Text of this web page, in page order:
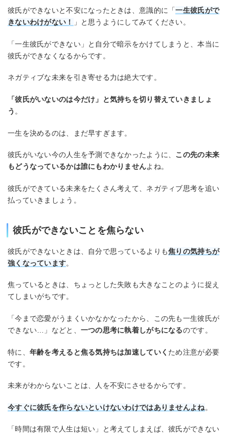
彼氏ができないと不安になったときは、意識的に「一生彼氏がで
きないわけがない！
」と思うようにしてみてください。
「一生彼氏ができない」と自分で暗示をかけてしまうと、本当に
彼氏ができなくなるからです。
ネガティブな未来を引き寄せる力は絶大です。
「彼氏がいないのは今だけ」と気持ちを切り替えていきましょ
う 。
一生を決めるのは、まだ早すぎます。
彼氏がいない今の人生を予測できなかったように、 この先の未来
もどうなっているかは誰にもわかりませんよね。
彼氏ができている未来をたくさん考えて、ネガティブ思考を追い
払っていきましょう。
彼氏ができないことを焦らない
彼氏ができないときは、自分で思っているよりも焦りの気持ちが
強くなっています。
焦っているときは、ちょっとした失敗も大きなことのように捉え
てしまいがちです。
「今まで恋愛がうまくいかなかなったから、この先も一生彼氏が
できない…」などと、 一つの思考に執着しがちになるのです。
特に、 年齢を考えると焦る気持ちは加速していく ため注意が必要
です。
未来がわからないことは、人を不安にさせるからです。
今すぐに彼氏を作らないといけないわけではありませんよね。
「時間は有限で人生は短い」と考えてしまえば、彼氏ができない